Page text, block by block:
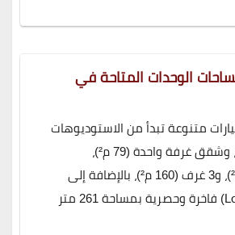
الوحدات المتاحة في
متنوعة تبدأ من الاستوديوهات
(بمساحة 51 م²)، وشقق غرفة واحدة (79 م²)،
وغرفتين (115 م²)، و3 غرف (160 م²)، بالإضافة إلى
وحدات لوفت (Loft) فاخرة وحصرية بمساحة 261 متر